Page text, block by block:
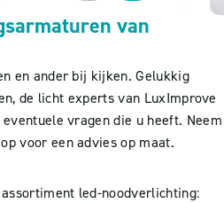
van
en ander bij kijken. Gelukkig
de licht experts van LuxImprove
vragen die u heeft. Neem
voor een advies op maat.
led-noodverlichting: